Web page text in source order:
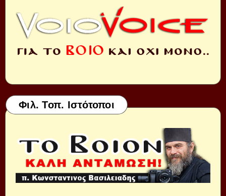
Φιλ. Τοπ. Ιστότοποι